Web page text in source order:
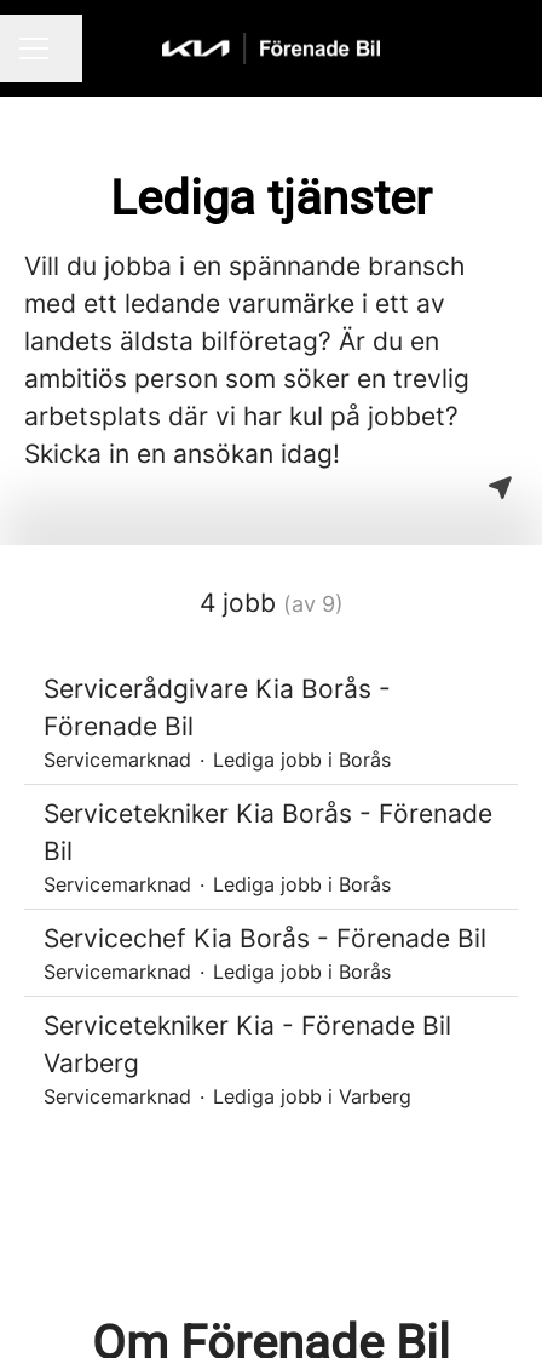
Lediga tjänster
Vill du jobba i en spännande bransch
med ett ledande varumärke i ett av
landets äldsta bilföretag? Är du en
ambitiös person som söker en trevlig
arbetsplats där vi har kul på jobbet?
Skicka in en ansökan idag!
4 jobb (av 9)
Servicerådgivare Kia Borås -
Förenade Bil
Servicemarknad · Lediga jobb i Borås
Servicetekniker Kia Borås - Förenade
Bil
Servicemarknad · Lediga jobb i Borås
Servicechef Kia Borås - Förenade Bil
Servicemarknad · Lediga jobb i Borås
Servicetekniker Kia - Förenade Bil
Varberg
Servicemarknad · Lediga jobb i Varberg
Om Förenade Bil